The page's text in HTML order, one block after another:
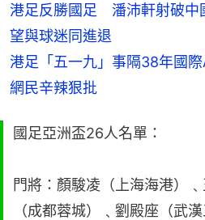
港足反勝國足　潘沛軒射破
望與球迷同進退
港足「五一九」事隔38年國
網民辛辣狠批
國足亞洲盃26人名單：
門將：顏駿凌（上海海港）
（成都蓉城）﹑劉殿座（武漢